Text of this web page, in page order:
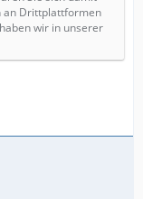
an Drittplattformen
wir in unserer